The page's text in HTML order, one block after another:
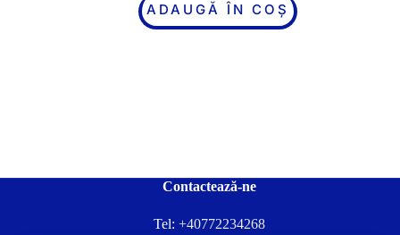
ADAUGĂ ÎN COȘ
Contactează-ne
Tel: +40772234268